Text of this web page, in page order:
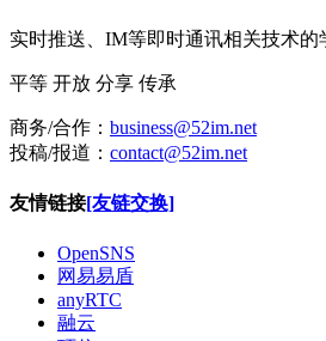
实时推送、IM等即时通讯相关技术
平等 开放 分享 传承
商务/合作： business@52im.net
投稿/报道： contact@52im.net
友情链接[友链交换]
OpenSNS
网易易盾
anyRTC
融云